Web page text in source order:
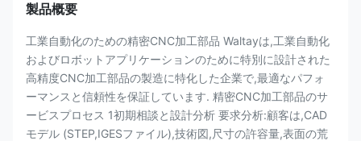
製品概要
工業自動化のための精密CNC加工部品 Waltayは,工業自動化
およびロボットアプリケーションのために特別に設計された
高精度CNC加工部品の製造に特化した企業で,最適なパフォ
ーマンスと信頼性を保証しています. 精密CNC加工部品のサ
ービスプロセス 1初期相談と設計分析 要求分析:顧客は,CAD
モデル (STEP,IGESファイル),技術図,尺寸の許容量,表面の荒